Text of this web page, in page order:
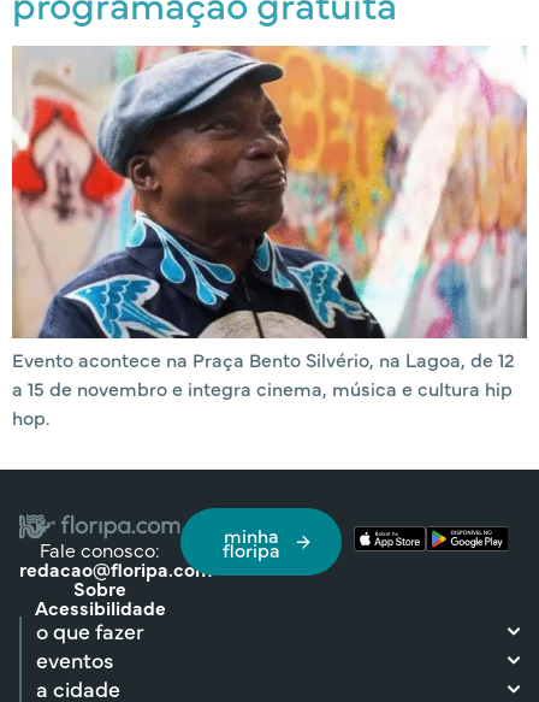
Evento acontece na Praça Bento Silvério, na Lagoa, de 12
a 15 de novembro e integra cinema, música e cultura hip
hop.
Fale conosco:
redacao@floripa.com
Sobre
Acessibilidade
minha
floripa
o que fazer
eventos
a cidade